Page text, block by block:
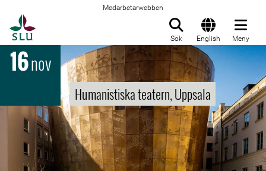
Medarbetarwebben
Sök English Meny
16nov
Humanistiska teatern, Uppsala